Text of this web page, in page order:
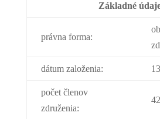
Základné
právna forma:
dátum založenia:
počet členov
združenia:
42